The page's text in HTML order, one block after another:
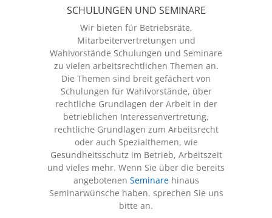
SCHULUNGEN UND SEMINARE
Wir bieten für Betriebsräte,
Mitarbeitervertretungen und
Wahlvorstände Schulungen und Seminare
zu vielen arbeitsrechtlichen Themen an.
Die Themen sind breit gefächert von
Schulungen für Wahlvorstände, über
rechtliche Grundlagen der Arbeit in der
betrieblichen Interessenvertretung,
rechtliche Grundlagen zum Arbeitsrecht
oder auch Spezialthemen, wie
Gesundheitsschutz im Betrieb, Arbeitszeit
und vieles mehr. Wenn Sie über die bereits
angebotenen Seminarehinaus
Seminarwünsche haben, sprechen Sie uns
bitte an.